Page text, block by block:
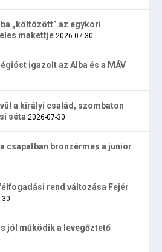
„költözött” az egykori
makettje 2026-07-30
igazolt az Alba és a MÁV
a királyi család, szombaton
séta 2026-07-30
csapatban bronzérmes a junior
rend változása Fejér
30
jól működik a levegőztető